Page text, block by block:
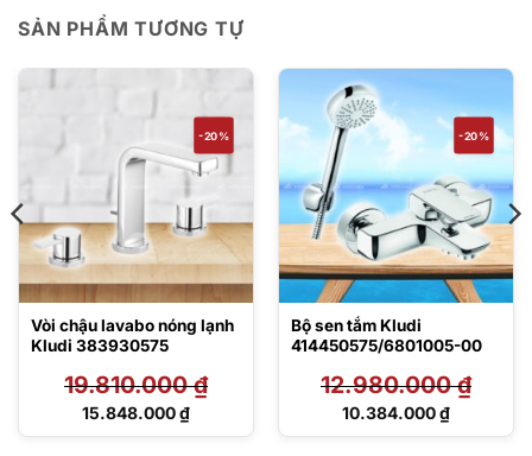
SẢN PHẨM TƯƠNG TỰ
-20%
Vòi chậu lavabo nóng lạnh
Kludi 383930575
19.810.000₫
Giá
15.848.000₫
Giá
-20%
Bộ sen tắm Kludi
414450575/6801005-00
12.980.000₫
Giá
10.384.000₫
Giá